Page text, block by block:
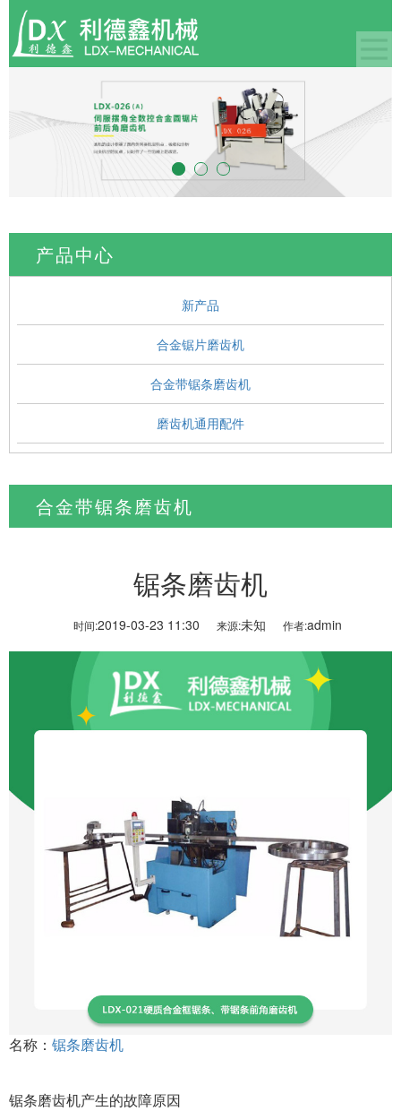
产品中心
新产品
合金锯片磨齿机
合金带锯条磨齿机
磨齿机通用配件
合金带锯条磨齿机
当前位置: 首页>产品中心>合金带锯条磨齿机
锯条磨齿机
时间:2019-03-23 11:30 来源:未知 作者:admin
名称： 锯条磨齿机
锯条磨齿机产生的故障原因